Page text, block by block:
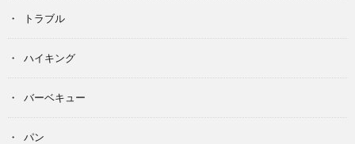
トラブル
ハイキング
バーベキュー
パン